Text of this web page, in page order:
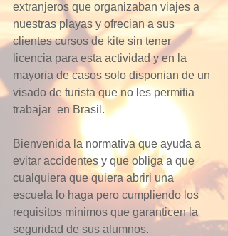
extranjeros que organizaban viajes a
nuestras playas y ofrecian a sus
clientes cursos de kite sin tener
licencia para esta actividad y en la
mayoria de casos solo disponian de un
visado de turista que no les permitia
trabajar  en Brasil.
Bienvenida la normativa que ayuda a
evitar accidentes y que obliga a que
cualquiera que quiera abriri una
escuela lo haga pero cumpliendo los
requisitos minimos que garanticen la
seguridad de sus alumnos.